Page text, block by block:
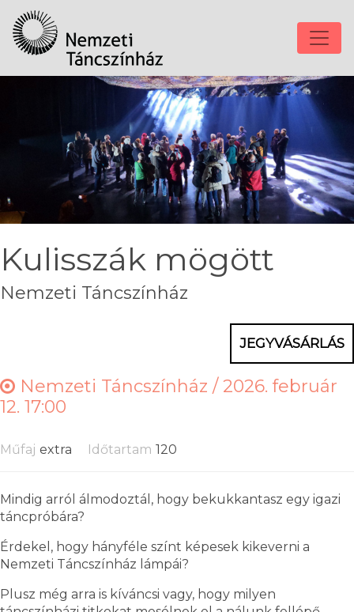
Kulisszák mögött
Nemzeti Táncszínház
JEGYVÁSÁRLÁS
Nemzeti Táncszínház /2026. február
12. 17:00
Műfaj extra Időtartam 120
Mindig arról álmodoztál, hogy bekukkantasz egy igazi
táncpróbára?
Érdekel, hogy hányféle színt képesek kikeverni a
Nemzeti Táncszínház lámpái?
Plusz még arra is kíváncsi vagy, hogy milyen